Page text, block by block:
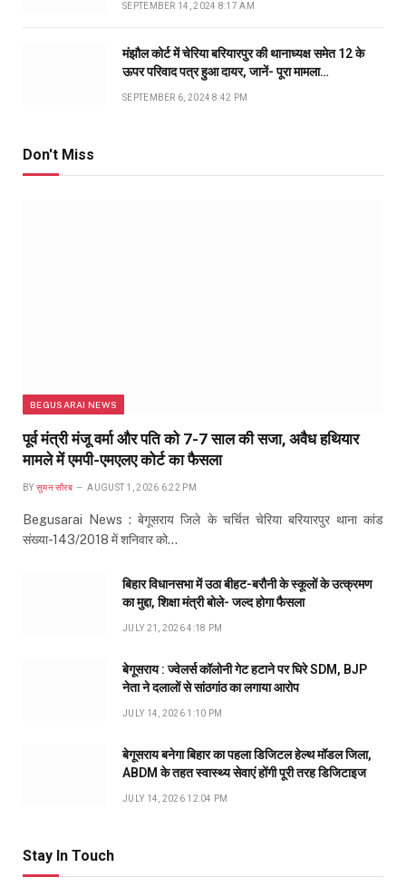
SEPTEMBER 14, 2024 8:17 AM
मंझौल कोर्ट में चेरिया बरियारपुर की थानाध्यक्ष समेत 12 के
ऊपर परिवाद पत्र हुआ दायर, जानें- पूरा मामला…
SEPTEMBER 6, 2024 8:42 PM
Don't Miss
BEGUSARAI NEWS
पूर्व मंत्री मंजू वर्मा और पति को 7-7 साल की सजा, अवैध हथियार
मामले में एमपी-एमएलए कोर्ट का फैसला
BY सुमन सौरब AUGUST 1, 2026 6:22 PM
Begusarai News : बेगूसराय जिले के चर्चित चेरिया बरियारपुर थाना कांड
संख्या-143/2018 में शनिवार को…
बिहार विधानसभा में उठा बीहट-बरौनी के स्कूलों के उत्क्रमण
का मुद्दा, शिक्षा मंत्री बोले- जल्द होगा फैसला
JULY 21, 2026 4:18 PM
बेगूसराय : ज्वेलर्स कॉलोनी गेट हटाने पर घिरे SDM, BJP
नेता ने दलालों से सांठगांठ का लगाया आरोप
JULY 14, 2026 1:10 PM
बेगूसराय बनेगा बिहार का पहला डिजिटल हेल्थ मॉडल जिला,
ABDM के तहत स्वास्थ्य सेवाएं होंगी पूरी तरह डिजिटाइज
JULY 14, 2026 12:04 PM
Stay In Touch